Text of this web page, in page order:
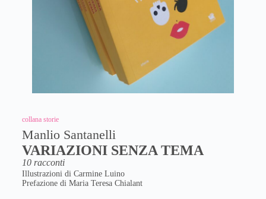
collana storie
Manlio Santanelli
VARIAZIONI SENZA TEMA
10 racconti
Illustrazioni di Carmine Luino
Prefazione di Maria Teresa Chialant